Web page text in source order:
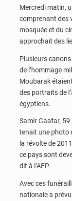
Mercredi matin,
comprenant des
mosquée et du
approchait des
Plusieurs
de l’hommage
Moubarak
des portraits de
égyptiens.
Samir Gaafar,
tenait une photo
la révolte de
ce pays sont
dit à l’AFP.
Avec ces
nationale a